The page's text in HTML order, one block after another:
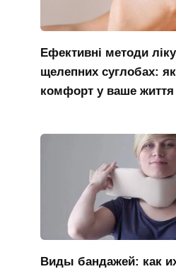
Ефективні методи
щелепних суглобах:
комфорт у ваше життя
Виды бандажей: как